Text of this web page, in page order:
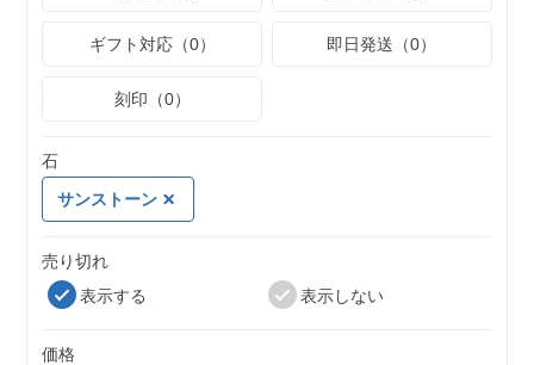
ギフト対応（0） 即日発送（0）
刻印（0）
石
サンストーン
売り切れ
表示する
表示しない
価格